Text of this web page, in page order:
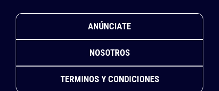
ANÚNCIATE
NOSOTROS
TERMINOS Y CONDICIONES